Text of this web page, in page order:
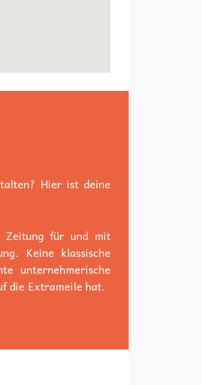
Hier ist deine
Zeitung für und mit
Keine klassische
unternehmerische
die Extrameile hat.